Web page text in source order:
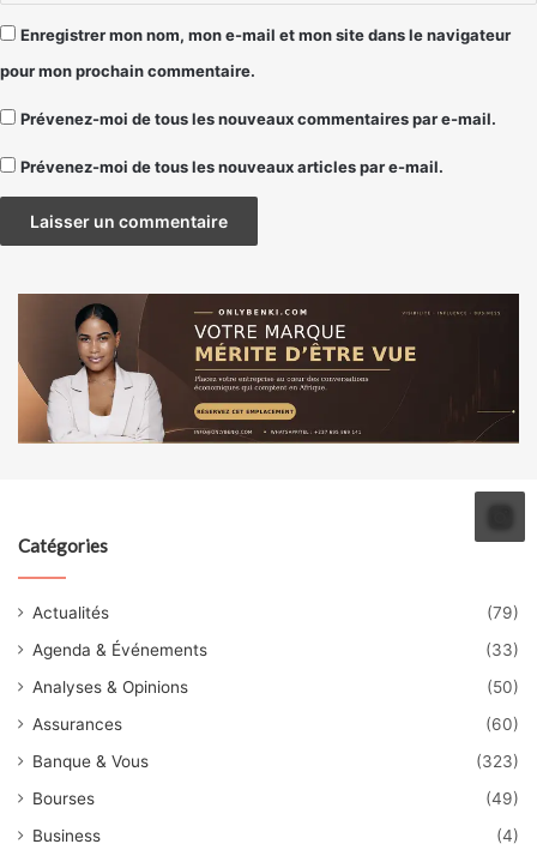
Enregistrer mon nom, mon e-mail et mon site dans le navigateur
pour mon prochain commentaire.
Prévenez-moi de tous les nouveaux commentaires par e-mail.
Prévenez-moi de tous les nouveaux articles par e-mail.
Catégories
Actualités
(79)
Agenda & Événements
(33)
Analyses & Opinions
(50)
Assurances
(60)
Banque & Vous
(323)
Bourses
(49)
Business
(4)